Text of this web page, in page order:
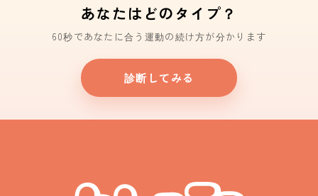
あなたはどのタイプ？
60秒であなたに合う運動の続け方が分かります
診断してみる